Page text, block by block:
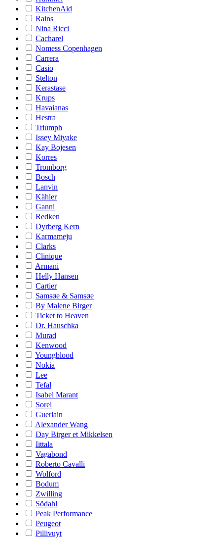
KitchenAid
Rains
Nina Ricci
Cacharel
Nomess Copenhagen
Carrera
Casio
Stelton
Kerastase
Krups
Havaianas
Hestra
Triumph
Issey Miyake
Kay Bojesen
Korres
Tromborg
Bosch
Lanvin
Kähler
Ganni
Redken
Dyrberg Kern
Karmameju
Clarks
Clinique
Armani
Helly Hansen
Cartier
Samsøe & Samsøe
By Malene Birger
Ticket to Heaven
Dr. Hauschka
Murad
Kenwood
Youngblood
Nokia
Lee
Tefal
Isabel Marant
Sorel
Guerlain
Alexander Wang
Day Birger et Mikkelsen
Iittala
Vagabond
Roberto Cavalli
Wolford
Bodum
Zwilling
Södahl
Peak Performance
Peugeot
Pillivuyt